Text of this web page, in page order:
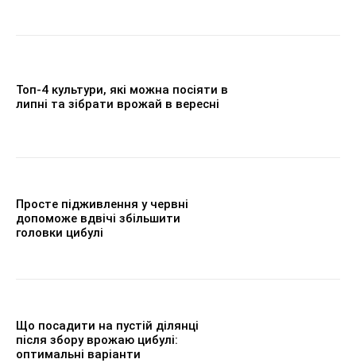
Топ-4 культури, які можна посіяти в
липні та зібрати врожай в вересні
Просте підживлення у червні
допоможе вдвічі збільшити
головки цибулі
Що посадити на пустій ділянці
після збору врожаю цибулі:
оптимальні варіанти